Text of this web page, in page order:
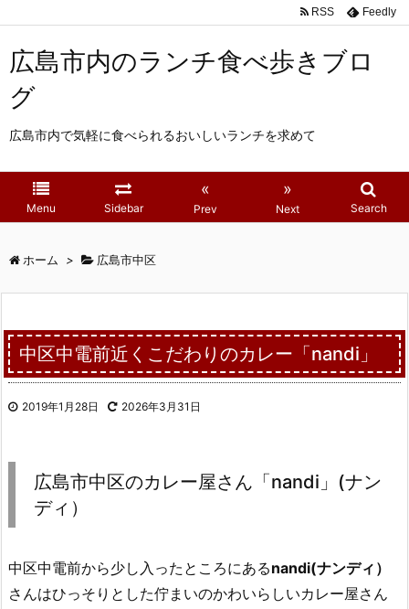
広島市内のランチ食べ歩きブロ
グ
広島市内で気軽に食べられるおいしいランチを求めて
Menu Sidebar
«
Prev
»
Next Search
RSS Feedly
ホーム > 広島市中区
中区中電前近くこだわりのカレー「nandi」
2019年1月28日 2026年3月31日
広島市中区のカレー屋さん「nandi」(ナン
ディ）
中区中電前から少し入ったところにあるnandi(ナンディ）
さんはひっそりとした佇まいのかわいらしいカレー屋さん